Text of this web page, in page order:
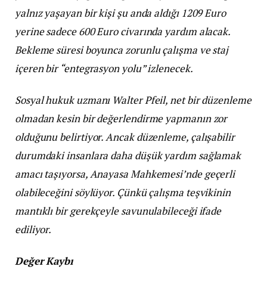
yalnız yaşayan bir kişi şu anda aldığı 1209 Euro
yerine sadece 600 Euro civarında yardım alacak.
Bekleme süresi boyunca zorunlu çalışma ve staj
içeren bir “entegrasyon yolu” izlenecek.
Sosyal hukuk uzmanı Walter Pfeil, net bir düzenleme
olmadan kesin bir değerlendirme yapmanın zor
olduğunu belirtiyor. Ancak düzenleme, çalışabilir
durumdaki insanlara daha düşük yardım sağlamak
amacı taşıyorsa, Anayasa Mahkemesi’nde geçerli
olabileceğini söylüyor. Çünkü çalışma teşvikinin
mantıklı bir gerekçeyle savunulabileceği ifade
ediliyor.
Değer Kaybı